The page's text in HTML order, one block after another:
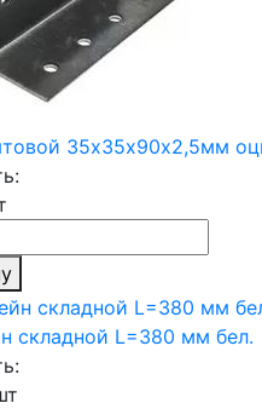
35х35х90х2,5мм
складной L=380 мм бел.